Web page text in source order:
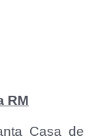
RM
Casa de